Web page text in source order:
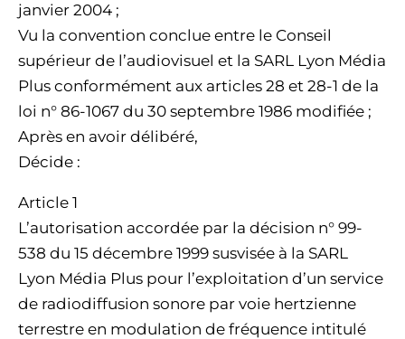
janvier 2004 ;
Vu la convention conclue entre le Conseil
supérieur de l’audiovisuel et la SARL Lyon Média
Plus conformément aux articles 28 et 28-1 de la
loi n° 86-1067 du 30 septembre 1986 modifiée ;
Après en avoir délibéré,
Décide :
Article 1
L’autorisation accordée par la décision n° 99-
538 du 15 décembre 1999 susvisée à la SARL
Lyon Média Plus pour l’exploitation d’un service
de radiodiffusion sonore par voie hertzienne
terrestre en modulation de fréquence intitulé